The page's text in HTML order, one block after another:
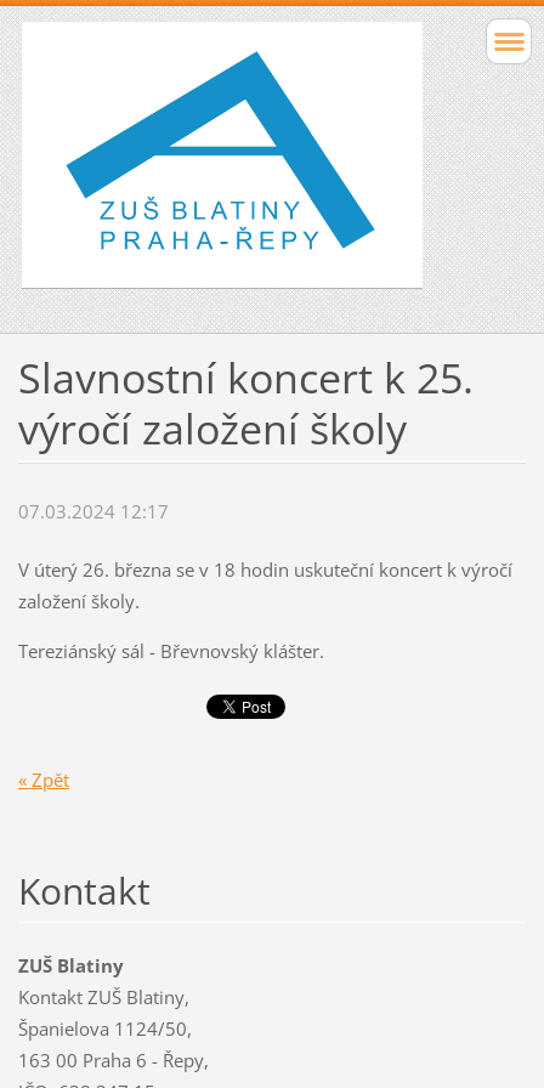
Slavnostní koncert k 25.
výročí založení školy
07.03.2024 12:17
V úterý 26. března se v 18 hodin uskuteční koncert k výročí
založení školy.
Tereziánský sál - Břevnovský klášter.
« Zpět
Kontakt
ZUŠ Blatiny
Kontakt ZUŠ Blatiny,
Španielova 1124/50,
163 00 Praha 6 - Řepy,